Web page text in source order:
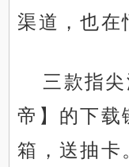
渠道，也在
三款指
帝】的下载
箱，送抽卡